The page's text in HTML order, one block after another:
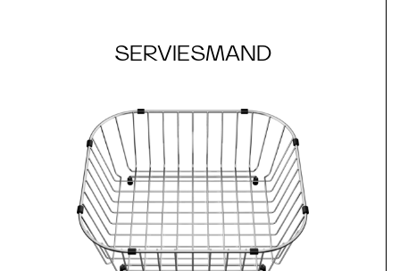
SERVIESMAND